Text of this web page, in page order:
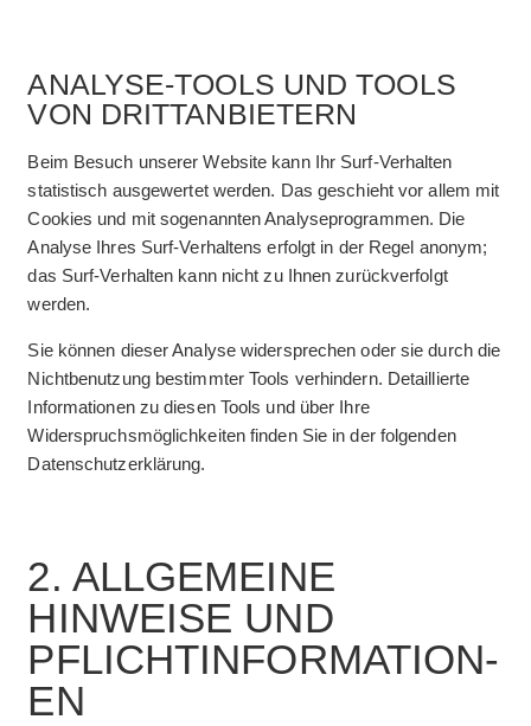
ANALYSE-TOOLS UND TOOLS
VON DRITTANBIETERN
Beim Besuch unserer Website kann Ihr Surf-Verhalten
statistisch ausgewertet werden. Das geschieht vor allem mit
Cookies und mit sogenannten Analyseprogrammen. Die
Analyse Ihres Surf-Verhaltens erfolgt in der Regel anonym;
das Surf-Verhalten kann nicht zu Ihnen zurückverfolgt
werden.
Sie können dieser Analyse widersprechen oder sie durch die
Nichtbenutzung bestimmter Tools verhindern. Detaillierte
Informationen zu diesen Tools und über Ihre
Widerspruchsmöglichkeiten finden Sie in der folgenden
Datenschutzerklärung.
2. ALLGEMEINE
HINWEISE UND
PFLICHT­INFORMATION­
EN